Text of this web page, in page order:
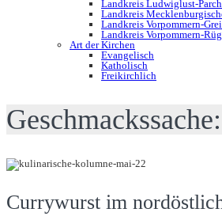
Landkreis Ludwiglust-
Landkreis
Landkreis Vorpommern-
Landkreis Vorpommern-
Art der Kirchen
Evangelisch
Katholisch
Freikirchlich
Currywurst im